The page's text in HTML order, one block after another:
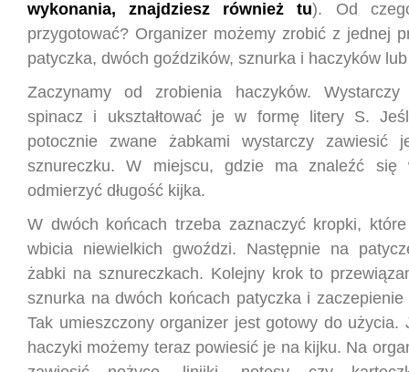
wykonania, znajdziesz również tu). Od
przygotować? Organizer możemy zrobić z jednej
patyczka, dwóch goździków, sznurka i haczyków
Zaczynamy od zrobienia haczyków.
spinacz i ukształtować je w formę litery S.
potocznie zwane żabkami wystarczy zawiesić
sznureczku. W miejscu, gdzie ma znaleźć się
odmierzyć długość kijka.
W dwóch końcach trzeba zaznaczyć kropki,
wbicia niewielkich gwoździ. Następnie na
żabki na sznureczkach. Kolejny krok to
sznurka na dwóch końcach patyczka i
Tak umieszczony organizer jest gotowy do użycia.
haczyki możemy teraz powiesić je na kijku. Na